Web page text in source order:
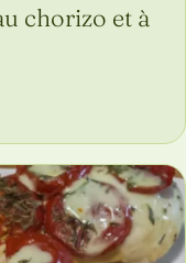
chorizo et à